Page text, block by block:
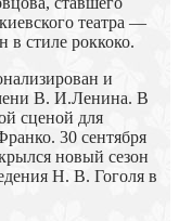
театра —
в стиле роккоко.
и
В. И.Ленина. В
сценой для
30 сентября
новый сезон
Н. В. Гоголя в